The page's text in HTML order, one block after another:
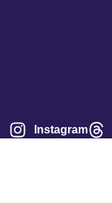
Instagram